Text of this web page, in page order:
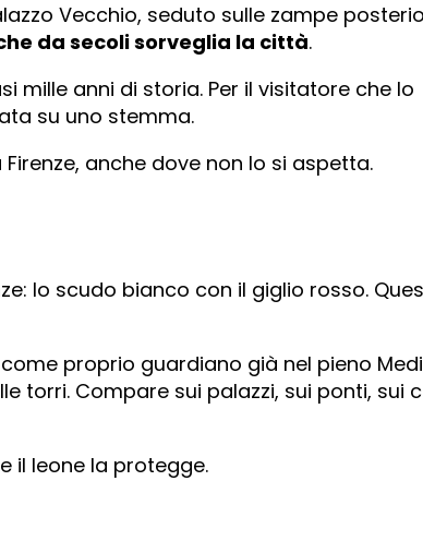
Vecchio, seduto sulle zampe
da secoli sorveglia la città.
mille anni di storia. Per il visitatore che lo
su uno stemma.
anche dove non lo si aspetta.
lo scudo bianco con il giglio rosso.
proprio guardiano già nel pieno
torri. Compare sui palazzi, sui ponti, sui
il leone la protegge.